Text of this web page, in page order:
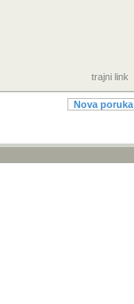
trajni link
Nova poruka